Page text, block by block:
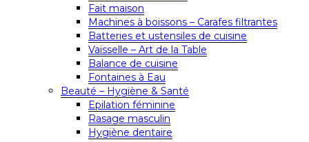
Fait maison
Machines à boissons – Carafes filtrantes
Batteries et ustensiles de cuisine
Vaisselle – Art de la Table
Balance de cuisine
Fontaines à Eau
Beauté – Hygiène & Santé
Epilation féminine
Rasage masculin
Hygiène dentaire